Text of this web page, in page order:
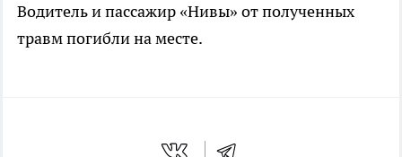
Водитель и пассажир «Нивы» от полученных
травм погибли на месте.